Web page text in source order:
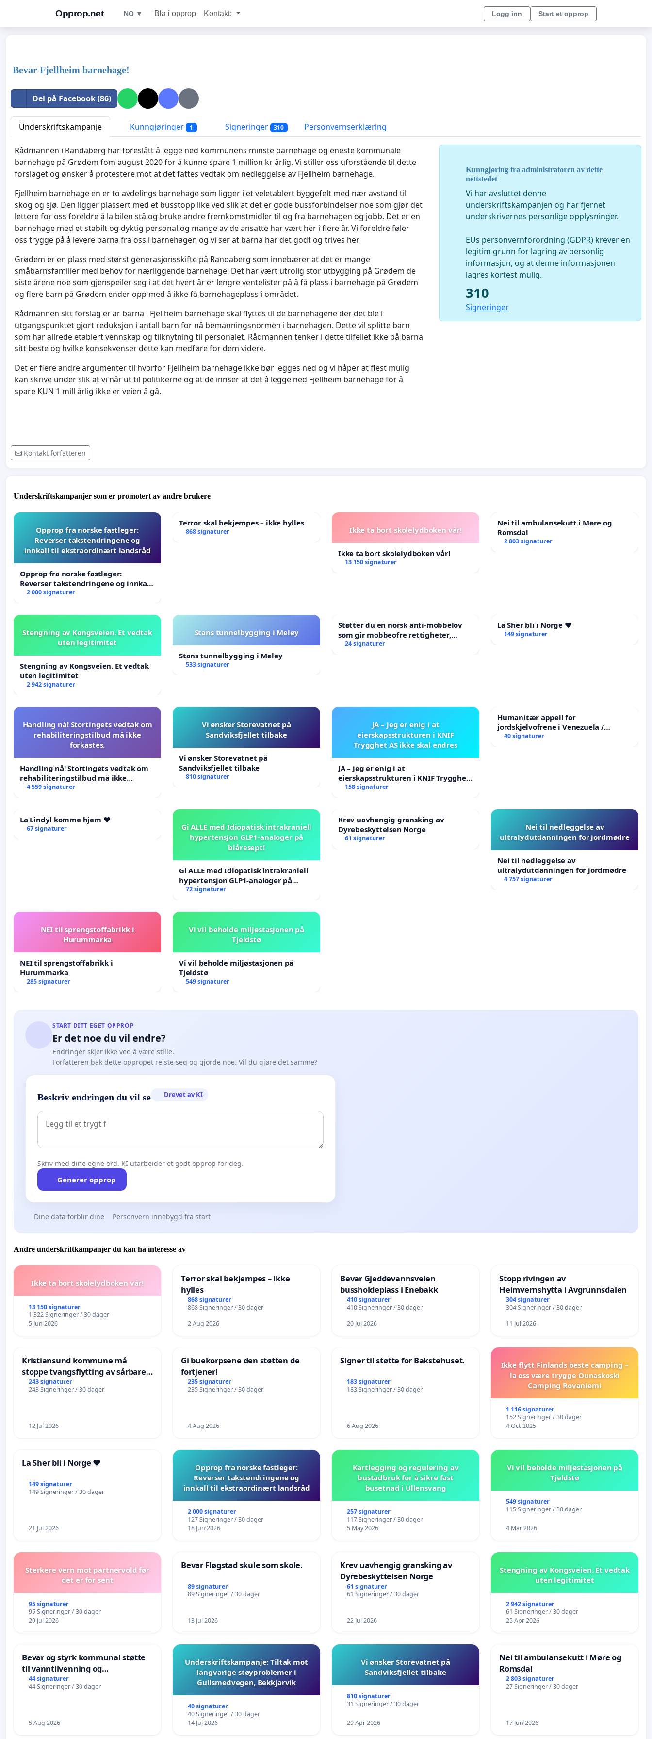
Opprop.net NO ▼ Bla i opprop Kontakt: Logg inn Start et opprop
Bevar Fjellheim barnehage!
Del på Facebook (86)
Underskriftskampanje Kunngjøringer 1 Signeringer 310 Personvernserklæring
Rådmannen i Randaberg har foreslått å legge ned kommunens minste barnehage og eneste kommunale
barnehage på Grødem fom august 2020 for å kunne spare 1 million kr årlig. Vi stiller oss uforstående til dette
forslaget og ønsker å protestere mot at det fattes vedtak om nedleggelse av Fjellheim barnehage.
Fjellheim barnehage en er to avdelings barnehage som ligger i et veletablert byggefelt med nær avstand til
skog og sjø. Den ligger plassert med et busstopp like ved slik at det er gode bussforbindelser noe som gjør det
lettere for oss foreldre å la bilen stå og bruke andre fremkomstmidler til og fra barnehagen og jobb. Det er en
barnehage med et stabilt og dyktig personal og mange av de ansatte har vært her i flere år. Vi foreldre føler
oss trygge på å levere barna fra oss i barnehagen og vi ser at barna har det godt og trives her.
Grødem er en plass med størst generasjonsskifte på Randaberg som innebærer at det er mange
småbarnsfamilier med behov for nærliggende barnehage. Det har vært utrolig stor utbygging på Grødem de
siste årene noe som gjenspeiler seg i at det hvert år er lengre ventelister på å få plass i barnehage på Grødem
og flere barn på Grødem ender opp med å ikke få barnehageplass i området.
Rådmannen sitt forslag er ar barna i Fjellheim barnehage skal flyttes til de barnehagene der det ble i
utgangspunktet gjort reduksjon i antall barn for nå bemanningsnormen i barnehagen. Dette vil splitte barn
som har allrede etablert vennskap og tilknytning til personalet. Rådmannen tenker i dette tilfellet ikke på barna
sitt beste og hvilke konsekvenser dette kan medføre for dem videre.
Det er flere andre argumenter til hvorfor Fjellheim barnehage ikke bør legges ned og vi håper at flest mulig
kan skrive under slik at vi når ut til politikerne og at de innser at det å legge ned Fjellheim barnehage for å
spare KUN 1 mill årlig ikke er veien å gå.
Kontakt forfatteren
Kunngjøring fra administratoren av dette
nettstedet
Vi har avsluttet denne
underskriftskampanjen og har fjernet
underskrivernes personlige opplysninger.
EUs personvernforordning (GDPR) krever en
legitim grunn for lagring av personlig
informasjon, og at denne informasjonen
lagres kortest mulig.
310
Signeringer
Underskriftskampanjer som er promotert av andre brukere
Opprop fra norske fastleger:
Reverser takstendringene og
innkall til ekstraordinært landsråd
Opprop fra norske fastleger:
Reverser takstendringene og innkall
til ekstraordinært landsråd
2 000 signaturer
Terror skal bekjempes – ikke hylles
868 signaturer Ikke ta bort skolelydboken vår!
Ikke ta bort skolelydboken vår!
13 150 signaturer
Nei til ambulansekutt i Møre og
Romsdal
2 803 signaturer
Stengning av Kongsveien. Et vedtak
uten legitimitet
Stengning av Kongsveien. Et vedtak
uten legitimitet
2 942 signaturer
Stans tunnelbygging i Meløy
Stans tunnelbygging i Meløy
533 signaturer
Støtter du en norsk anti-mobbelov
som gir mobbeofre rettigheter,
oppreisning og hjelp?
24 signaturer
La Sher bli i Norge ❤️
149 signaturer
Handling nå! Stortingets vedtak om
rehabiliteringstilbud må ikke
forkastes.
Handling nå! Stortingets vedtak om
rehabiliteringstilbud må ikke
forkastes.
4 559 signaturer
Vi ønsker Storevatnet på
Sandviksfjellet tilbake
Vi ønsker Storevatnet på
Sandviksfjellet tilbake
810 signaturer
JA – jeg er enig i at
eierskapsstrukturen i KNIF
Trygghet AS ikke skal endres
JA – jeg er enig i at
eierskapsstrukturen i KNIF Trygghet
AS ikke skal endres
158 signaturer
Humanitær appell for
jordskjelvofrene i Venezuela /
Humanitarian Appeal for the
40 signaturer
La Lindyl komme hjem ❤️
67 signaturer
Gi ALLE med Idiopatisk intrakraniell
hypertensjon GLP1-analoger på
blåresept!
Gi ALLE med Idiopatisk intrakraniell
hypertensjon GLP1-analoger på
blåresept!
72 signaturer
Krev uavhengig gransking av
Dyrebeskyttelsen Norge
61 signaturer
Nei til nedleggelse av
ultralydutdanningen for jordmødre
Nei til nedleggelse av
ultralydutdanningen for jordmødre
4 757 signaturer
NEI til sprengstoffabrikk i
Hurummarka
NEI til sprengstoffabrikk i
Hurummarka
285 signaturer
Vi vil beholde miljøstasjonen på
Tjeldstø
Vi vil beholde miljøstasjonen på
Tjeldstø
549 signaturer
START DITT EGET OPPROP
Er det noe du vil endre?
Endringer skjer ikke ved å være stille.
Forfatteren bak dette oppropet reiste seg og gjorde noe. Vil du gjøre det samme?
Beskriv endringen du vil se Drevet av KI
Skriv med dine egne ord. KI utarbeider et godt opprop for deg.
Generer opprop
Dine data forblir dine Personvern innebygd fra start
Andre underskriftkampanjer du kan ha interesse av
Ikke ta bort skolelydboken vår!
13 150 signaturer
1 322 Signeringer / 30 dager
5 Jun 2026
Terror skal bekjempes – ikke
hylles
868 signaturer
868 Signeringer / 30 dager
2 Aug 2026
Bevar Gjeddevannsveien
bussholdeplass i Enebakk
410 signaturer
410 Signeringer / 30 dager
20 Jul 2026
Stopp rivingen av
Heimvernshytta i Avgrunnsdalen
304 signaturer
304 Signeringer / 30 dager
11 Jul 2026
Kristiansund kommune må
stoppe tvangsflytting av sårbare
eldre
243 signaturer
243 Signeringer / 30 dager
12 Jul 2026
Gi buekorpsene den støtten de
fortjener!
235 signaturer
235 Signeringer / 30 dager
4 Aug 2026
Signer til støtte for Bakstehuset.
183 signaturer
183 Signeringer / 30 dager
6 Aug 2026
Ikke flytt Finlands beste camping –
la oss være trygge Ounaskoski
Camping Rovaniemi
1 116 signaturer
152 Signeringer / 30 dager
4 Oct 2025
La Sher bli i Norge ❤️
149 signaturer
149 Signeringer / 30 dager
21 Jul 2026
Opprop fra norske fastleger:
Reverser takstendringene og
innkall til ekstraordinært landsråd
2 000 signaturer
127 Signeringer / 30 dager
18 Jun 2026
Kartlegging og regulering av
bustadbruk for å sikre fast
busetnad i Ullensvang
257 signaturer
117 Signeringer / 30 dager
5 May 2026
Vi vil beholde miljøstasjonen på
Tjeldstø
549 signaturer
115 Signeringer / 30 dager
4 Mar 2026
Sterkere vern mot partnervold før
det er for sent
95 signaturer
95 Signeringer / 30 dager
29 Jul 2026
Bevar Fløgstad skule som skole.
89 signaturer
89 Signeringer / 30 dager
13 Jul 2026
Krev uavhengig gransking av
Dyrebeskyttelsen Norge
61 signaturer
61 Signeringer / 30 dager
22 Jul 2026
Stengning av Kongsveien. Et vedtak
uten legitimitet
2 942 signaturer
61 Signeringer / 30 dager
25 Apr 2026
Bevar og styrk kommunal støtte
til vanntilvenning og
svømmeopplæring i barnehagene
i Haugesund
44 signaturer
44 Signeringer / 30 dager
5 Aug 2026
Underskriftskampanje: Tiltak mot
langvarige støyproblemer i
Gullsmedvegen, Bekkjarvik
40 signaturer
40 Signeringer / 30 dager
14 Jul 2026
Vi ønsker Storevatnet på
Sandviksfjellet tilbake
810 signaturer
31 Signeringer / 30 dager
29 Apr 2026
Nei til ambulansekutt i Møre og
Romsdal
2 803 signaturer
27 Signeringer / 30 dager
17 Jun 2026